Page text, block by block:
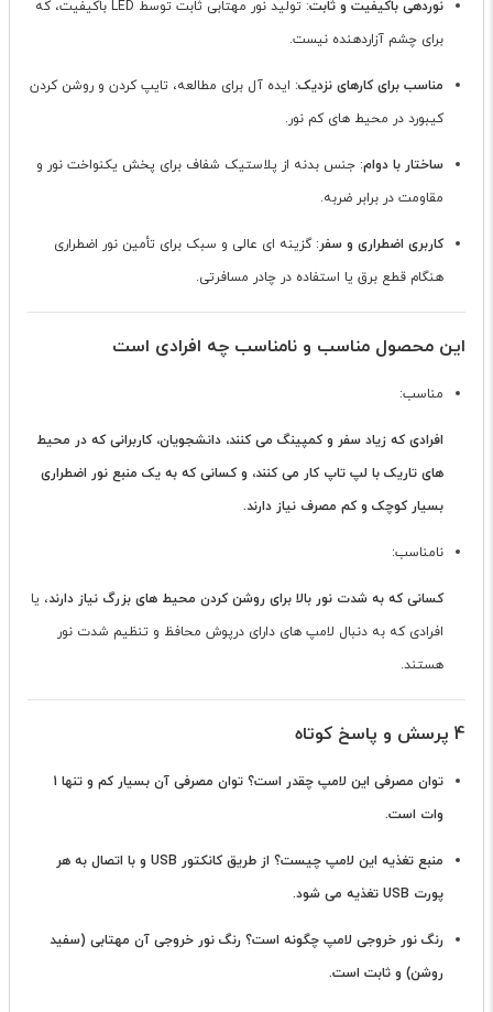
نوردهی باکیفیت و ثابت
: تولید نور مهتابی ثابت توسط LED باکیفیت، که
برای چشم آزاردهنده نیست.
مناسب برای کارهای نزدیک: ایده آل برای مطالعه، تایپ کردن و روشن کردن
کیبورد در محیط های کم نور.
ساختار با دوام: جنس بدنه از پلاستیک شفاف برای پخش یکنواخت نور و
مقاومت در برابر ضربه.
کاربری اضطراری و سفر: گزینه ای عالی و سبک برای تأمین نور اضطراری
هنگام قطع برق یا استفاده در چادر مسافرتی.
این محصول مناسب و نامناسب چه افرادی است
مناسب:
افرادی که زیاد سفر و کمپینگ می کنند، دانشجویان، کاربرانی که در محیط
های تاریک با لپ تاپ کار می کنند، و کسانی که به یک منبع نور اضطراری
بسیار کوچک و کم مصرف نیاز دارند.
نامناسب:
کسانی که به شدت نور بالا برای روشن کردن محیط های بزرگ نیاز دارند، یا
افرادی که به دنبال لامپ های دارای درپوش محافظ و تنظیم شدت نور
هستند.
4 پرسش و پاسخ کوتاه
توان مصرفی این لامپ چقدر است؟
توان مصرفی آن بسیار کم و تنها 1
وات است.
منبع تغذیه این لامپ چیست؟
از طریق کانکتور USB و با اتصال به هر
پورت USB تغذیه می شود.
رنگ نور خروجی لامپ چگونه است؟ رنگ نور خروجی آن مهتابی (سفید
روشن) و ثابت است.